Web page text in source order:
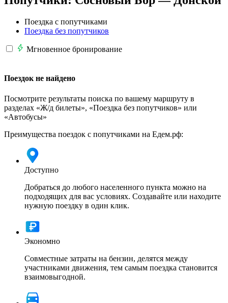
Поездка с попутчиками
Поездка без попутчиков
Мгновенное бронирование
Поездок не найдено
Посмотрите результаты поиска по вашему маршруту в
разделах «Ж/д билеты», «Поездка без попутчиков» или
«Автобусы»
Преимущества поездок с попутчиками на Едем.рф:
Доступно
Добраться до любого населенного пункта можно на
подходящих для вас условиях. Создавайте или находите
нужную поездку в один клик.
Экономно
Совместные затраты на бензин, делятся между
участниками движения, тем самым поездка становится
взаимовыгодной.